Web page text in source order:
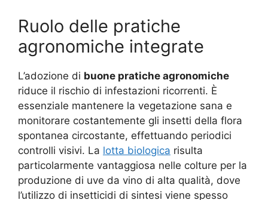
Ruolo delle pratiche
agronomiche integrate
L’adozione di buone pratiche agronomiche
riduce il rischio di infestazioni ricorrenti. È
essenziale mantenere la vegetazione sana e
monitorare costantemente gli insetti della flora
spontanea circostante, effettuando periodici
controlli visivi. La lotta biologica risulta
particolarmente vantaggiosa nelle colture per la
produzione di uve da vino di alta qualità, dove
l’utilizzo di insetticidi di sintesi viene spesso